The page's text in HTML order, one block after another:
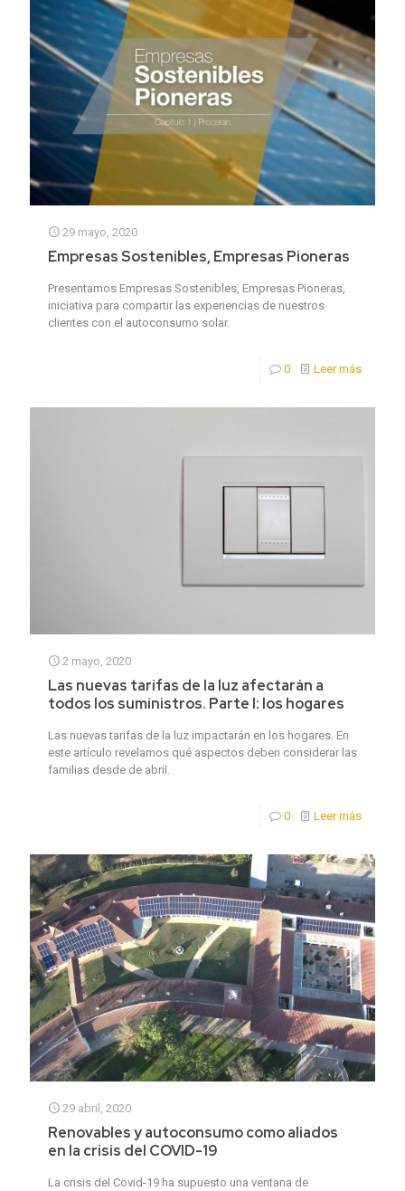
29 mayo, 2020
Empresas Sostenibles, Empresas Pioneras
Presentamos Empresas Sostenibles, Empresas Pioneras,
iniciativa para compartir las experiencias de nuestros
clientes con el autoconsumo solar.
0 Leer más
2 mayo, 2020
Las nuevas tarifas de la luz afectarán a
todos los suministros. Parte I: los hogares
Las nuevas tarifas de la luz impactarán en los hogares. En
este artículo revelamos qué aspectos deben considerar las
familias desde de abril.
0 Leer más
29 abril, 2020
Renovables y autoconsumo como aliados
en la crisis del COVID-19
La crisis del Covid-19 ha supuesto una ventana de